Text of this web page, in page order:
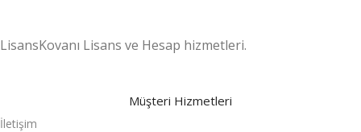
LisansKovanı Lisans ve Hesap hizmetleri.
Müşteri Hizmetleri
İletişim